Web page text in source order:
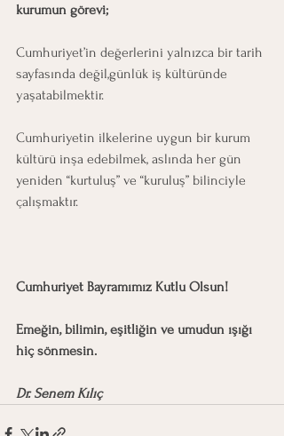
kurumun görevi;
Cumhuriyet’in değerlerini yalnızca bir tarih
sayfasında değil,günlük iş kültüründe
yaşatabilmektir.
Cumhuriyetin ilkelerine uygun bir kurum
kültürü inşa edebilmek, aslında her gün
yeniden “kurtuluş” ve “kuruluş” bilinciyle
çalışmaktır.
Cumhuriyet Bayramımız Kutlu Olsun!
Emeğin, bilimin, eşitliğin ve umudun ışığı
hiç sönmesin.
Dr. Senem Kılıç